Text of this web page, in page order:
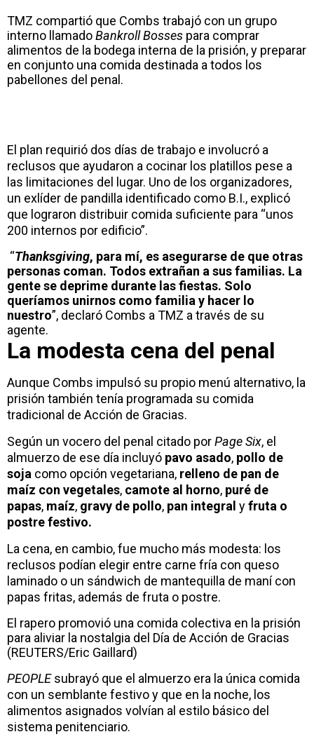
TMZ compartió que Combs trabajó con un grupo
interno llamadoBankroll Bosses para comprar
alimentos de la bodega interna de la prisión, y preparar
en conjunto una comida destinada a todos los
pabellones del penal.
El plan requirió dos días de trabajo e involucró a
reclusos que ayudaron a cocinar los platillos pese a
las limitaciones del lugar. Uno de los organizadores,
un exlíder de pandilla identificado como B.I., explicó
que lograron distribuir comida suficiente para “unos
200 internos por edificio”.
“Thanksgiving, para mí, es asegurarse de que otras
personas coman. Todos extrañan a sus familias. La
gente se deprime durante las fiestas. Solo
queríamos unirnos como familia y hacer lo
nuestro”, declaró Combs a TMZ a través de su
agente.
La modesta cena del penal
Aunque Combs impulsó su propio menú alternativo, la
prisión también tenía programada su comida
tradicional de Acción de Gracias.
Según un vocero del penal citado porPage Six, el
almuerzo de ese día incluyó pavo asado, pollo de
soja como opción vegetariana, relleno de pan de
maíz con vegetales, camote al horno, puré de
papas, maíz, gravy de pollo, pan integral yfruta o
postre festivo.
La cena, en cambio, fue mucho más modesta: los
reclusos podían elegir entre carne fría con queso
laminado o un sándwich de mantequilla de maní con
papas fritas, además de fruta o postre.
El rapero promovió una comida colectiva en la prisión
para aliviar la nostalgia del Día de Acción de Gracias
(REUTERS/Eric Gaillard)
PEOPLEsubrayó que el almuerzo era la única comida
con un semblante festivo y que en la noche, los
alimentos asignados volvían al estilo básico del
sistema penitenciario.